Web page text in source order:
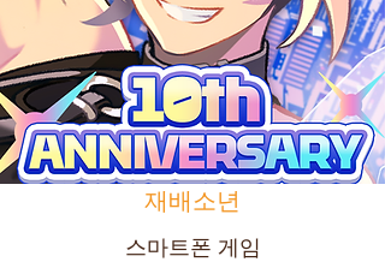
재배소년
스마트폰 게임